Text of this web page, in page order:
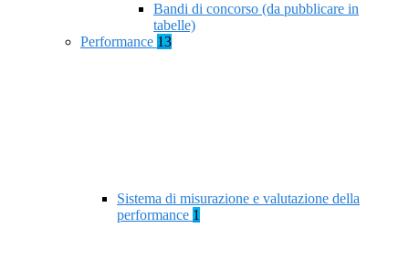
Bandi di concorso (da pubblicare in
tabelle)
Performance 13
Sistema di misurazione e valutazione della
performance 1